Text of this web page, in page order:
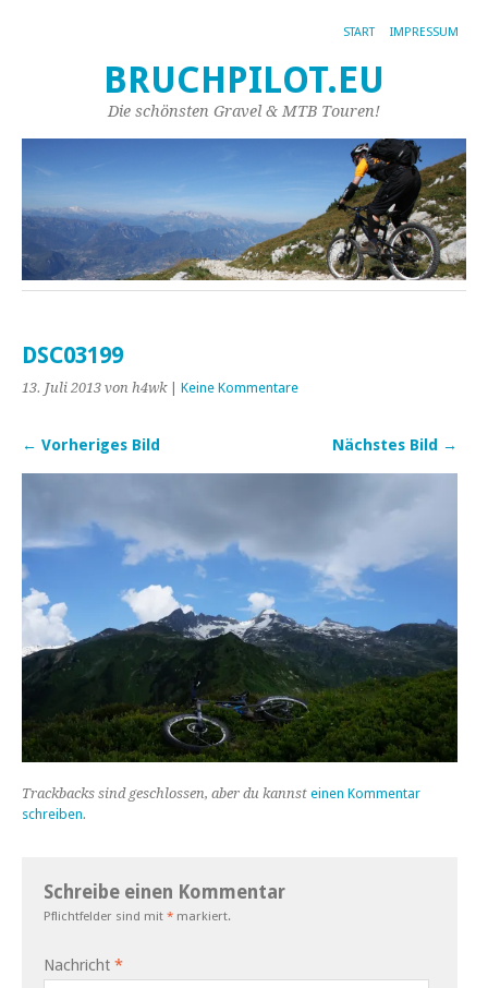
START IMPRESSUM
BRUCHPILOT.EU
Die schönsten Gravel & MTB Touren!
DSC03199
13. Juli 2013 von h4wk| Keine Kommentare
← Vorheriges Bild Nächstes Bild →
Trackbacks sind geschlossen, aber du kannst einen Kommentar
schreiben.
Schreibe einen Kommentar
Pflichtfelder sind mit * markiert.
Nachricht *